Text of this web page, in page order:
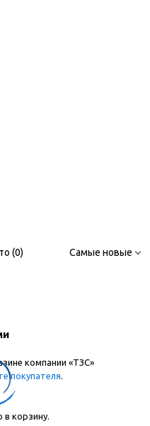
(0) Самые новые
компании «ТЗС»
покупателя
корзину.